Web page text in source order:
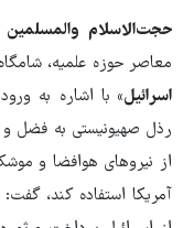
حجت‌الاسلام
معاصر حوزه علمیه،
اسرائیل» با اشاره به
رذل صهیونیستی به فضل
از نیروهای هوافضا و
آمریکا استفاده کند،